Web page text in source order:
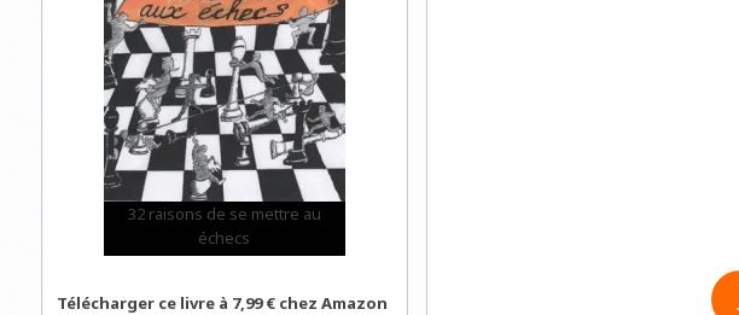
32 raisons de se mettre au
échecs
Télécharger ce livre à 7,99 € chez Amazon